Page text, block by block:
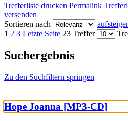
Trefferliste drucken Permalink
versenden
Sortieren nach
1 2 3 Letzte Seite 23 Treffer
Suchergebnis
Zu den Suchfiltern springen
Hope Joanna [MP3-CD]